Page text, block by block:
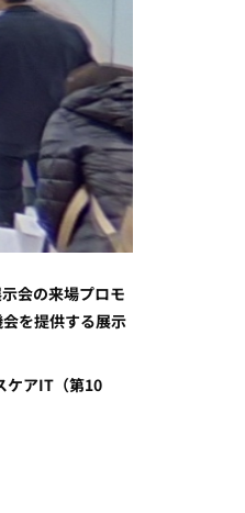
会の来場プロモ
を提供する展示
ケアIT（第10